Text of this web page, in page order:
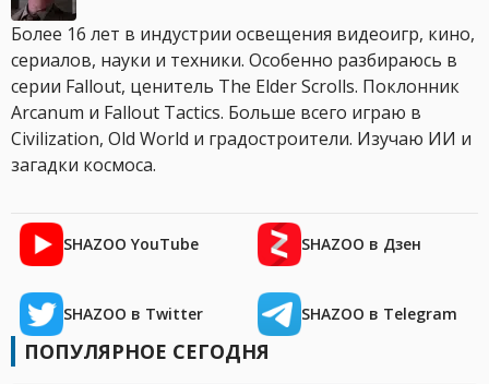
Более 16 лет в индустрии освещения видеоигр, кино,
сериалов, науки и техники. Особенно разбираюсь в
серии Fallout, ценитель The Elder Scrolls. Поклонник
Arcanum и Fallout Tactics. Больше всего играю в
Civilization, Old World и градостроители. Изучаю ИИ и
загадки космоса.
SHAZOO YouTube SHAZOO в Дзен
SHAZOO в Twitter SHAZOO в Telegram
ПОПУЛЯРНОЕ СЕГОДНЯ